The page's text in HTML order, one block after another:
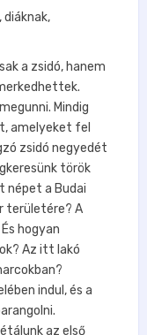
a zsidó, hanem
Mindig
amelyeket fel
zsidó negyedét
török
népet a Budai
területére? A
hogyan
Az itt lakó
indul, és a
az első